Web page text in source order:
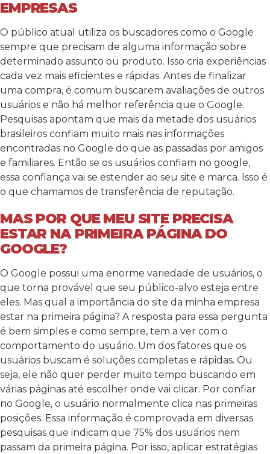
EMPRESAS
O público atual utiliza os buscadores como o Google
sempre que precisam de alguma informação sobre
determinado assunto ou produto. Isso cria experiências
cada vez mais eficientes e rápidas. Antes de finalizar
uma compra, é comum buscarem avaliações de outros
usuários e não há melhor referência que o Google.
Pesquisas apontam que mais da metade dos usuários
brasileiros confiam muito mais nas informações
encontradas no Google do que as passadas por amigos
e familiares. Então se os usuários confiam no google,
essa confiança vai se estender ao seu site e marca. Isso é
o que chamamos de transferência de reputação.
MAS POR QUE MEU SITE PRECISA
ESTAR NA PRIMEIRA PÁGINA DO
GOOGLE?
O Google possui uma enorme variedade de usuários, o
que torna provável que seu público-alvo esteja entre
eles. Mas qual a importância do site da minha empresa
estar na primeira página? A resposta para essa pergunta
é bem simples e como sempre, tem a ver com o
comportamento do usuário. Um dos fatores que os
usuários buscam é soluções completas e rápidas. Ou
seja, ele não quer perder muito tempo buscando em
várias páginas até escolher onde vai clicar. Por confiar
no Google, o usuário normalmente clica nas primeiras
posições. Essa informação é comprovada em diversas
pesquisas que indicam que 75% dos usuários nem
passam da primeira página. Por isso, aplicar estratégias